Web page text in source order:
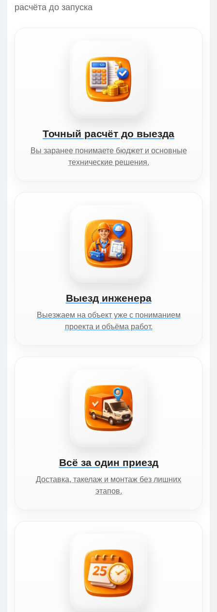
расчёта до запуска
Точный расчёт до выезда
Вы заранее понимаете бюджет и основные
технические решения.
Выезд инженера
Выезжаем на объект уже с пониманием
проекта и объёма работ.
Всё за один приезд
Доставка, такелаж и монтаж без лишних
этапов.